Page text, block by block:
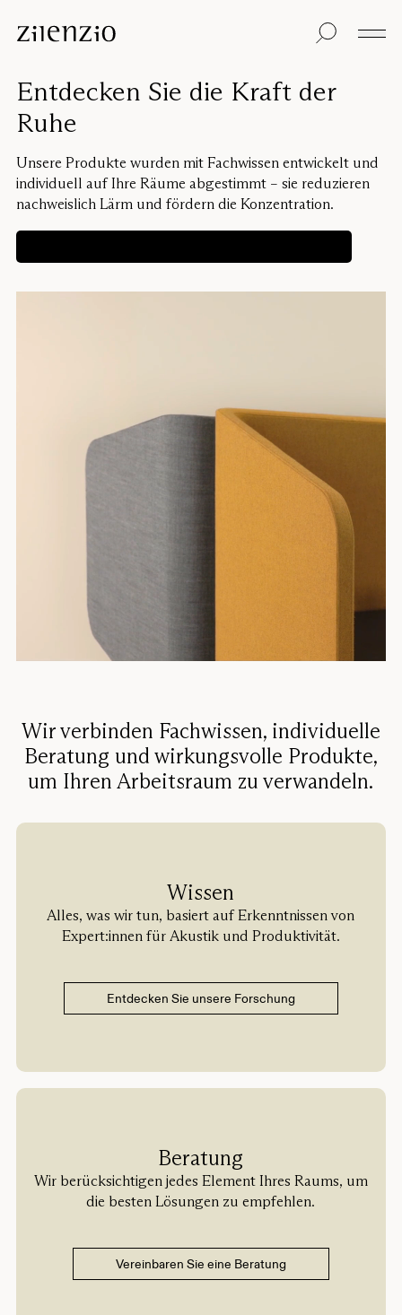
Einblicke
Unsere
Geschichte
Inspiration
Projekte
Designer
Tischtrennwand
Pro
Studio
Nachhaltigkeit
Re-Zell
Entdecken Sie die Kraft der
Ruhe
Unsere Produkte wurden mit Fachwissen entwickelt und
individuell auf Ihre Räume abgestimmt – sie reduzieren
nachweislich Lärm und fördern die Konzentration.
Wir verbinden Fachwissen, individuelle
Beratung und wirkungsvolle Produkte,
um Ihren Arbeitsraum zu verwandeln.
Wissen
Alles, was wir tun, basiert auf Erkenntnissen von
Expert:innen für Akustik und Produktivität.
Entdecken Sie unsere Forschung
Beratung
Wir berücksichtigen jedes Element Ihres Raums, um
die besten Lösungen zu empfehlen.
Vereinbaren Sie eine Beratung